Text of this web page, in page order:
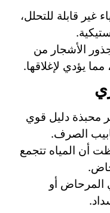
غير قابلة للتحلل،
الأشجار من
يؤدي لإغلاقها.
محبذة دليل قوي
الصرف.
أن المياه تتجمع
أو